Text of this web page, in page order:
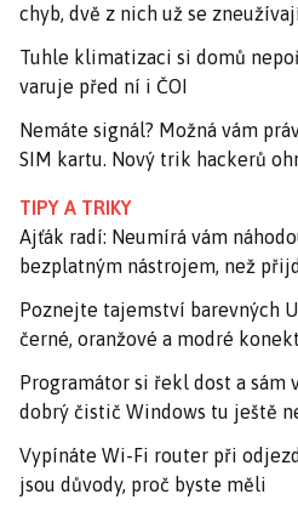
chyb, dvě z nich už se
Tuhle klimatizaci si domů
varuje před ní i ČOI
Nemáte signál? Možná vám
SIM kartu. Nový trik hackerů
TIPY A TRIKY
Ajťák radí: Neumírá vám
bezplatným nástrojem, než
Poznejte tajemství barevných
černé, oranžové a modré
Programátor si řekl dost a sám
dobrý čistič Windows tu ještě
Vypínáte Wi-Fi router při
jsou důvody, proč byste měli